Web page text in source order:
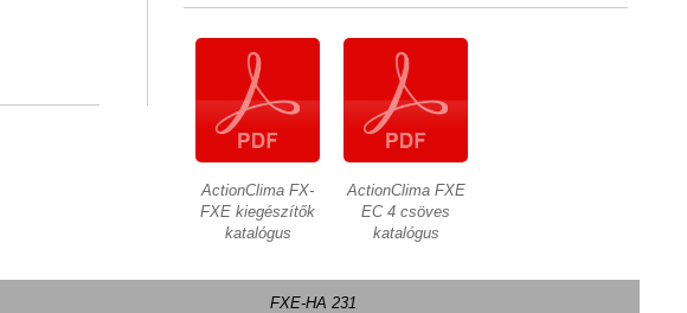
ActionClima FX-
FXE kiegészítők
katalógus
ActionClima FXE
EC 4 csöves
katalógus
FXE-HA 231